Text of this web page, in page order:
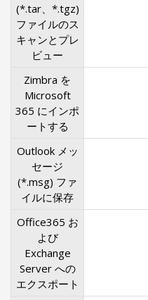
(*.tar、*.tgz)
ファイルのス
キャンとプレ
ビュー
Zimbra を
Microsoft
365 にインポ
ートする
Outlook メッ
セージ
(*.msg) ファ
イルに保存
Office365 お
よび
Exchange
Server への
エクスポート